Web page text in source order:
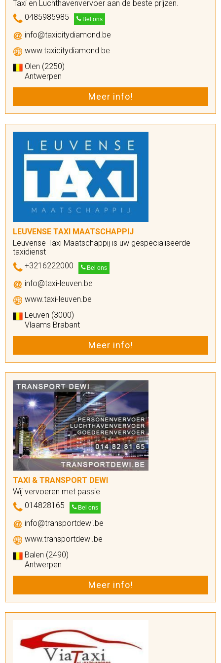
Taxi en Luchthavenvervoer aan de beste prijzen.
0485985985
Bel ons
info@taxicitydiamond.be
www.taxicitydiamond.be
Olen (2250)
Antwerpen
Meer info!
LEUVENSE TAXI MAATSCHAPPIJ
Leuvense Taxi Maatschappij is uw gespecialiseerde
taxidienst
+3216222000
Bel ons
info@taxi-leuven.be
www.taxi-leuven.be
Leuven (3000)
Vlaams Brabant
Meer info!
TAXI & TRANSPORT DEWI
Wij vervoeren met passie
014828165
Bel ons
info@transportdewi.be
www.transportdewi.be
Balen (2490)
Antwerpen
Meer info!